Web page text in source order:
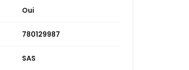
Oui
780129987
SAS